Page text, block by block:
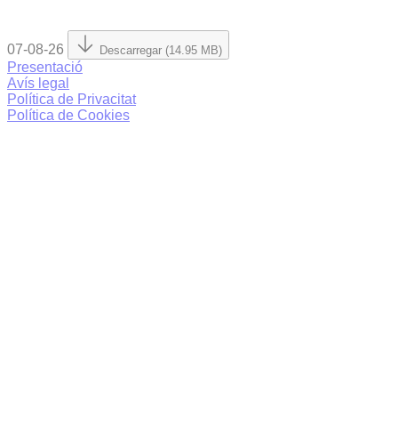
07-08-26 Descarregar (14.95 MB)
Presentació
Avís legal
Política de Privacitat
Política de Cookies